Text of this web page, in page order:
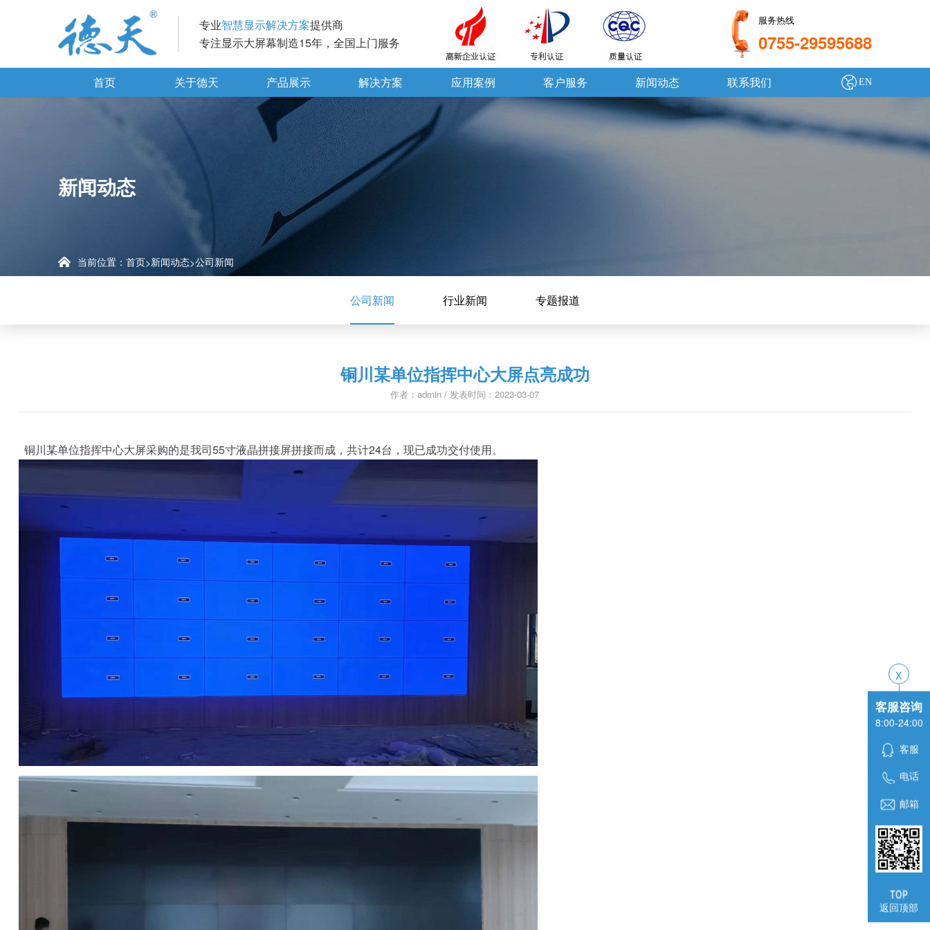
专业智慧显示解决方案提供商
专注显示大屏幕制造15年，全国上门服务
服务热线
0755-29595688
首页 关于德天 产品展示 解决方案 应用案例 客户服务 新闻动态 联系我们 EN
新闻动态
当前位置： 首页>新闻动态>公司新闻
公司新闻 行业新闻 专题报道
铜川某单位指挥中心大屏点亮成功
作者：admin / 发表时间：2023-03-07
铜川某单位指挥中心大屏采购的是我司55寸液晶拼接屏拼接而成，共计24台，现已成功交付使用。
客服咨询
8:00-24:00
客服
电话
邮箱
返回顶部